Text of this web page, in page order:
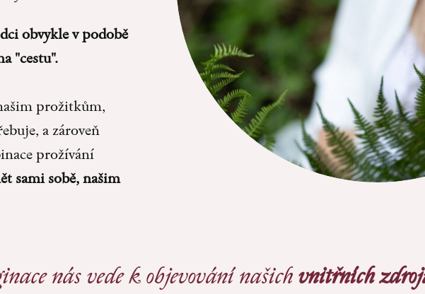
obvykle v podobě
"cestu".
prožitkům,
a zároveň
prožívání
sami sobě, našim
nás vede k objevování našichvnitřních